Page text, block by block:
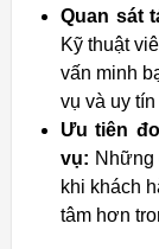
Quan sát
Kỹ thuật
vấn minh
vụ và uy
Ưu tiên
vụ: Những
khi khách
tâm hơn